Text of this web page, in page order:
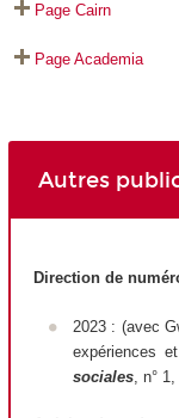
Page Cairn
Page Academia
Autres
Direction de
2023 : (avec
expériences
sociales, n° 1,